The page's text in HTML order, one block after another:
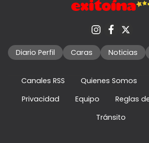
Diario Perfil Caras Noticias
Canales RSS Quienes Somos
Privacidad
Equipo
Reglas
Tránsito